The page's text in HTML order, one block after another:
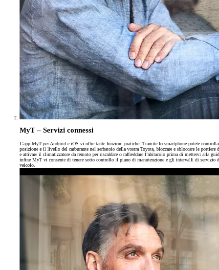
MyT – Servizi connessi
L’app MyT per Android e iOS vi offre tante funzioni pratiche. Tramite lo smartphone potete
posizione e il livello del carburante nel serbatoio della vostra Toyota, bloccare e sbloccare le portiere
e attivare il climatizzatore da remoto per riscaldare o raffreddare l’abitacolo prima di mettervi alla
infine MyT vi consente di tenere sotto controllo il piano di manutenzione e gli intervalli di servizio
veicolo.